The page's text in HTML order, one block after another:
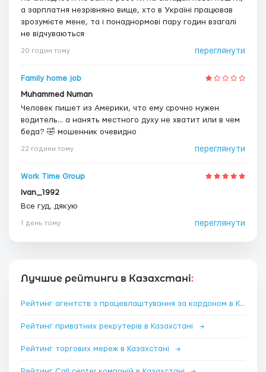
а зарплатня незрівняно вище, хто в Україні працював
зрозумієте мене, та і понаднормові пару годин взагалі
не відчуваються
20 годин тому переглянути
Family home job
Muhammed Numan
Человек пишет из Америки, что ему срочно нужен
водитель... а нанять местного духу не хватит или в чем
беда? 🤣 мошенник очевидно
22 години тому переглянути
Work Time Group
Ivan_1992
Все гуд, дякую
1 день тому переглянути
Лучшие рейтинги в Казахстані:
Рейтинг агентств з працевлаштування за кордоном в Казахстані
Рейтинг приватних рекрутерів в Казахстані →
Рейтинг торгових мереж в Казахстані →